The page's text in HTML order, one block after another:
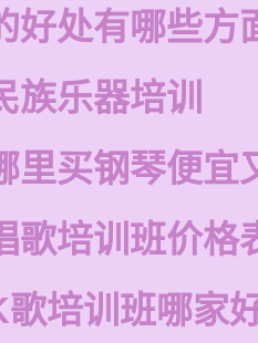
好处有哪些方
族乐器培训
里买钢琴便宜
歌培训班价格
培训班哪家